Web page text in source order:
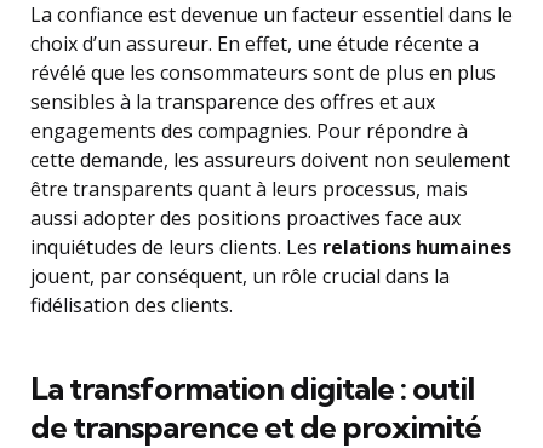
La confiance est devenue un facteur essentiel dans le
choix d’un assureur. En effet, une étude récente a
révélé que les consommateurs sont de plus en plus
sensibles à la transparence des offres et aux
engagements des compagnies. Pour répondre à
cette demande, les assureurs doivent non seulement
être transparents quant à leurs processus, mais
aussi adopter des positions proactives face aux
inquiétudes de leurs clients. Les relations humaines
jouent, par conséquent, un rôle crucial dans la
fidélisation des clients.
La transformation digitale : outil
de transparence et de proximité